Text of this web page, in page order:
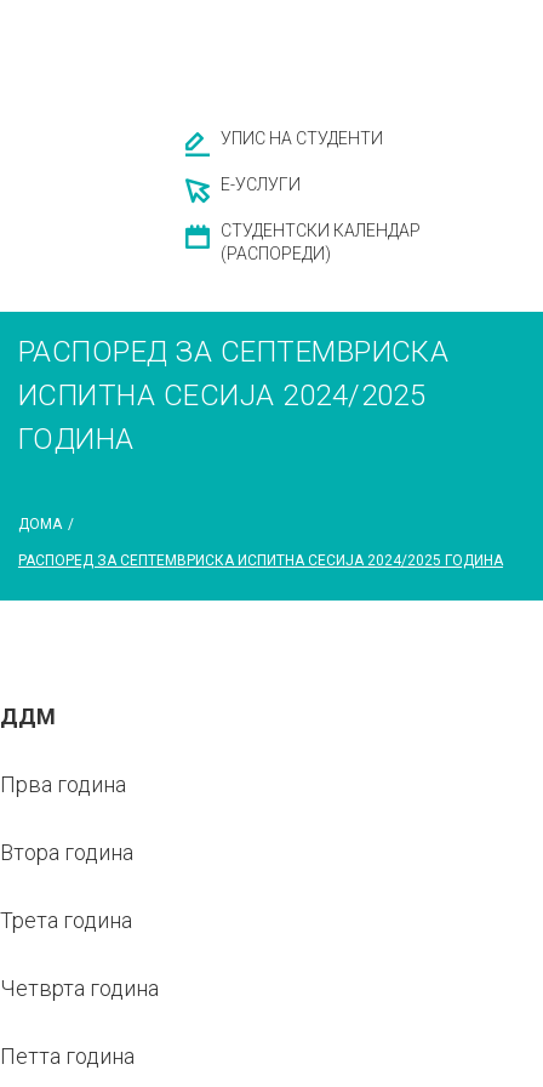
УПИС НА СТУДЕНТИ
Е-УСЛУГИ
СТУДЕНТСКИ КАЛЕНДАР
(РАСПОРЕДИ)
РАСПОРЕД ЗА СЕПТЕМВРИСКА
ИСПИТНА СЕСИЈА 2024/2025
ГОДИНА
ДОМА /
РАСПОРЕД ЗА СЕПТЕМВРИСКА ИСПИТНА СЕСИЈА 2024/2025 ГОДИНА
ДДМ
Прва година
Втора година
Трета година
Четврта година
Петта година